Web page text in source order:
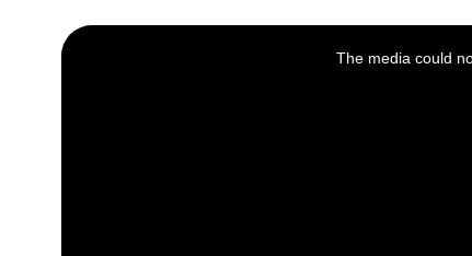
This
is
a
The media could